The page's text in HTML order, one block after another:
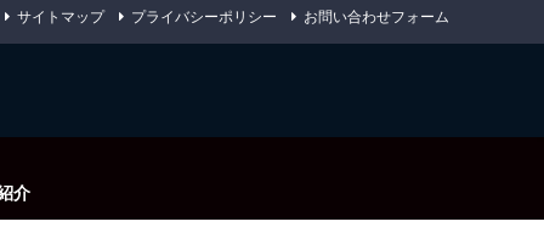
サイトマップ プライバシーポリシー お問い合わせフォーム
介